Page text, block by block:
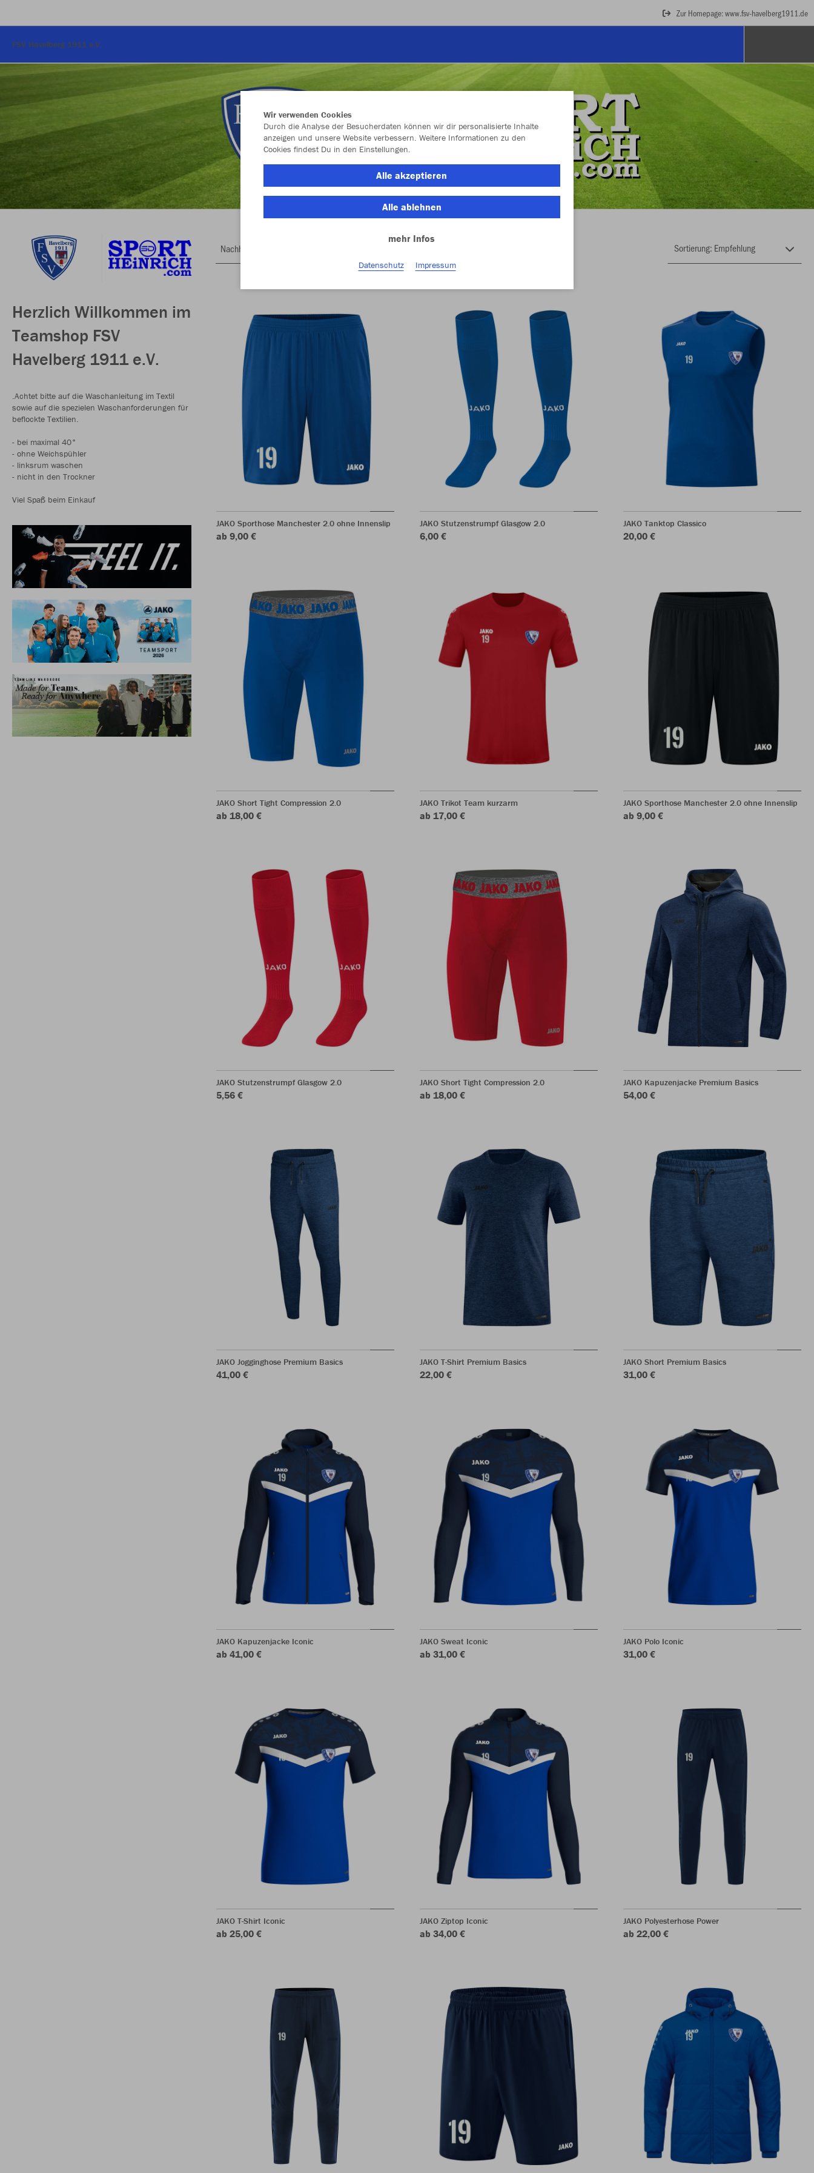
Zur Homepage: www.fsv-havelberg1911.de
FSV Havelberg 1911 e.V.
Herzlich Willkommen im
Teamshop FSV
Havelberg 1911 e.V.
.Achtet bitte auf die Waschanleitung im Textil
sowie auf die spezielen Waschanforderungen für
beflockte Textilien.
- bei maximal 40°
- ohne Weichspühler
- linksrum waschen
- nicht in den Trockner
Viel Spaß beim Einkauf
Nachhaltig
JAKO Sporthose Manchester 2.0 ohne Innenslip
ab 9,00 €
JAKO Stutzenstrumpf Glasgow 2.0
6,00 €
JAKO Tanktop Classico
20,00 €
JAKO Short Tight Compression 2.0
ab 18,00 €
JAKO Trikot Team kurzarm
ab 17,00 €
JAKO Sporthose Manchester 2.0 ohne Innenslip
ab 9,00 €
JAKO Stutzenstrumpf Glasgow 2.0
5,56 €
JAKO Short Tight Compression 2.0
ab 18,00 €
JAKO Kapuzenjacke Premium Basics
54,00 €
JAKO Jogginghose Premium Basics
41,00 €
JAKO T-Shirt Premium Basics
22,00 €
JAKO Short Premium Basics
31,00 €
JAKO Kapuzenjacke Iconic
ab 41,00 €
JAKO Sweat Iconic
ab 31,00 €
JAKO Polo Iconic
31,00 €
JAKO T-Shirt Iconic
ab 25,00 €
JAKO Ziptop Iconic
ab 34,00 €
JAKO Polyesterhose Power
ab 22,00 €
Wir verwenden Cookies
Durch die Analyse der Besucherdaten können wir dir personalisierte Inhalte
anzeigen und unsere Website verbessern. Weitere Informationen zu den
Cookies findest Du in den Einstellungen.
Alle akzeptieren
Alle ablehnen
mehr Infos
Datenschutz Impressum